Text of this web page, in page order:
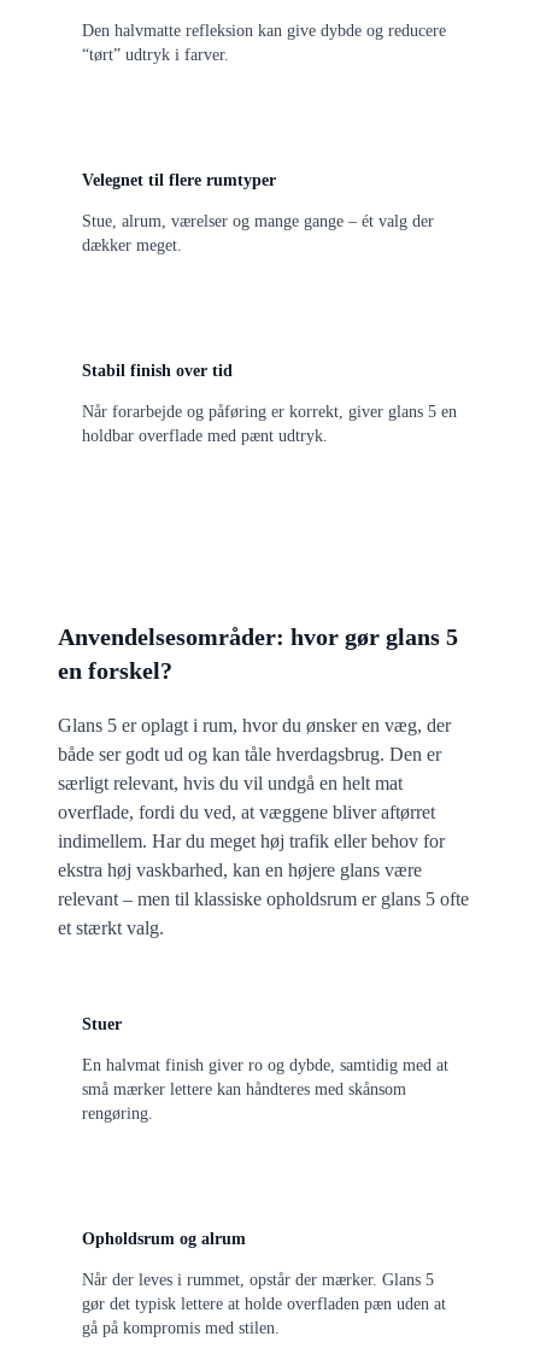
Den halvmatte refleksion kan give dybde og reducere
“tørt” udtryk i farver.
Velegnet til flere rumtyper
Stue, alrum, værelser og mange gange – ét valg der
dækker meget.
Stabil finish over tid
Når forarbejde og påføring er korrekt, giver glans 5 en
holdbar overflade med pænt udtryk.
Anvendelsesområder: hvor gør glans 5
en forskel?
Glans 5 er oplagt i rum, hvor du ønsker en væg, der
både ser godt ud og kan tåle hverdagsbrug. Den er
særligt relevant, hvis du vil undgå en helt mat
overflade, fordi du ved, at væggene bliver aftørret
indimellem. Har du meget høj trafik eller behov for
ekstra høj vaskbarhed, kan en højere glans være
relevant – men til klassiske opholdsrum er glans 5 ofte
et stærkt valg.
Stuer
En halvmat finish giver ro og dybde, samtidig med at
små mærker lettere kan håndteres med skånsom
rengøring.
Opholdsrum og alrum
Når der leves i rummet, opstår der mærker. Glans 5
gør det typisk lettere at holde overfladen pæn uden at
gå på kompromis med stilen.